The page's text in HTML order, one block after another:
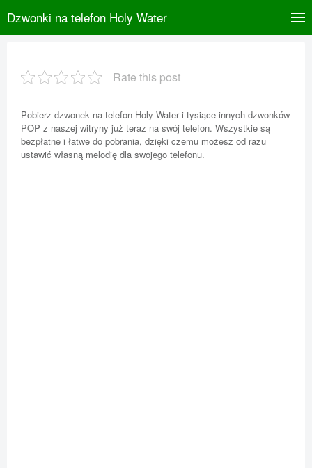
Dzwonki na telefon Holy Water
Rate this post
Pobierz dzwonek na telefon Holy Water i tysiące innych dzwonków
POP z naszej witryny już teraz na swój telefon. Wszystkie są
bezpłatne i łatwe do pobrania, dzięki czemu możesz od razu
ustawić własną melodię dla swojego telefonu.